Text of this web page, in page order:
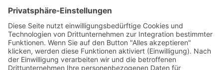
sind die Sammleranlagen der Mühleholz-,
Quader-, Krüppel-, Gamander- und Forstrüfe
an ihre Grenzen gelangt. Um für die
nächsten…